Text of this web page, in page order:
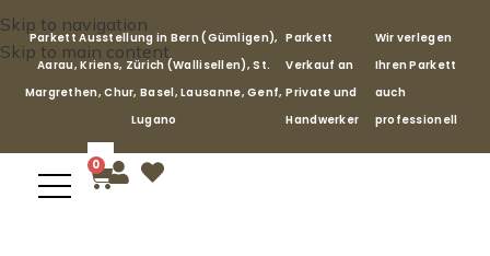
Skip to navigation
Skip to main content
Parkett Ausstellung in Bern (Gümligen),
Aarau, Kriens, Zürich (Wallisellen), St.
Margrethen, Chur, Basel, Lausanne, Genf,
Lugano
Parkett
Verkauf an
Private und
Handwerker
Wir verlegen
Ihren Parkett
auch
professionell
0